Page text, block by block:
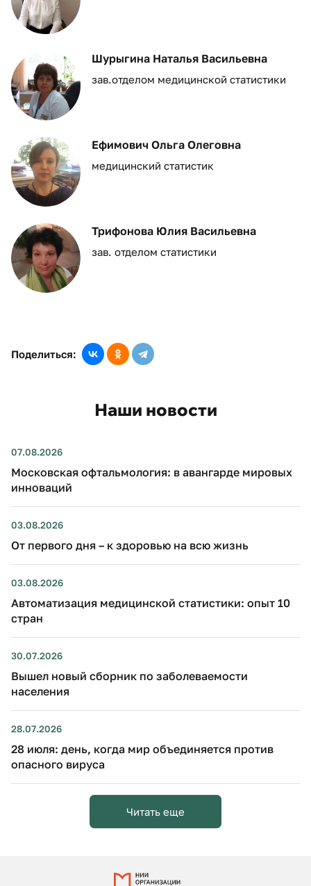
Шурыгина Наталья Васильевна
зав.отделом медицинской статистики
Ефимович Ольга Олеговна
медицинский статистик
Трифонова Юлия Васильевна
зав. отделом статистики
Поделиться:
Наши новости
07.08.2026
Московская офтальмология: в авангарде мировых
инноваций
03.08.2026
От первого дня – к здоровью на всю жизнь
03.08.2026
Автоматизация медицинской статистики: опыт 10
стран
30.07.2026
Вышел новый сборник по заболеваемости
населения
28.07.2026
28 июля: день, когда мир объединяется против
опасного вируса
Читать еще